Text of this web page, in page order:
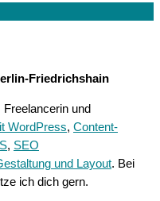
Friedrichshain
Freelancerin und
WordPress, Content-
, SEO
und Layout. Bei
ich dich gern.